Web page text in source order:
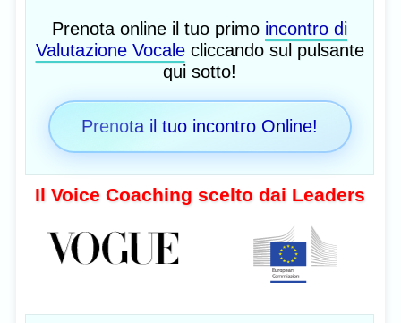
Prenota online il tuo primo incontro di
Valutazione Vocalecliccando sul pulsante
qui sotto!
Prenota il tuo incontro Online!
Il Voice Coaching scelto dai Leaders